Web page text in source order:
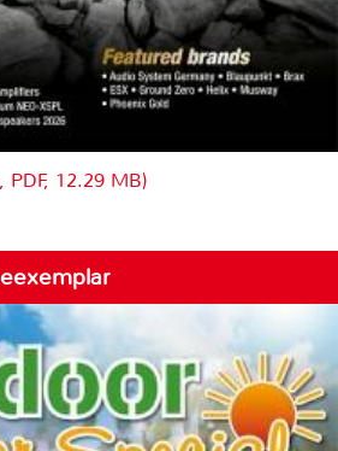
12.29 MB)